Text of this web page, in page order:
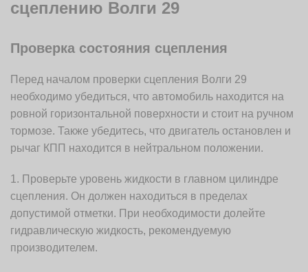
сцеплению Волги 29
Проверка состояния сцепления
Перед началом проверки сцепления Волги 29
необходимо убедиться, что автомобиль находится на
ровной горизонтальной поверхности и стоит на ручном
тормозе. Также убедитесь, что двигатель остановлен и
рычаг КПП находится в нейтральном положении.
1. Проверьте уровень жидкости в главном цилиндре
сцепления. Он должен находиться в пределах
допустимой отметки. При необходимости долейте
гидравлическую жидкость, рекомендуемую
производителем.